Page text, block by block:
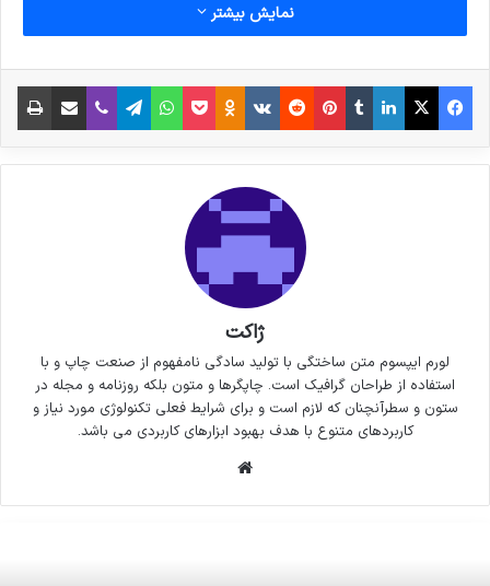
نمایش بیشتر
فیس بوک X لینکدین
‫تامبلر‫پین‌ترست
‫رددیت‫VKontakte
‫Odnoklassniki
پاکتواتس آپ تلگراموایبر اشتراک گذاری از طریق ایمیل
ژاکت
لورم ایپسوم متن ساختگی با تولید سادگی نامفهوم از صنعت چاپ و با
استفاده از طراحان گرافیک است. چاپگرها و متون بلکه روزنامه و مجله در
ستون و سطرآنچنان که لازم است و برای شرایط فعلی تکنولوژی مورد نیاز و
کاربردهای متنوع با هدف بهبود ابزارهای کاربردی می باشد.